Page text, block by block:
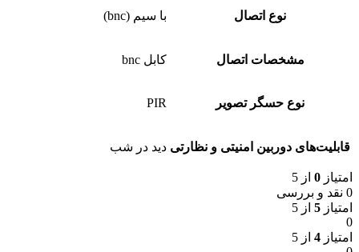
نوع اتصال با سیم (bnc)
مشخصات اتصال کابل bnc
نوع حسگر تصویر PIR
قابلیت‌های دوربین امنیتی و نظارتی دید در شب
امتیاز 0 از 5
0 نقد و بررسی
امتیاز 5 از 5
0
امتیاز 4 از 5